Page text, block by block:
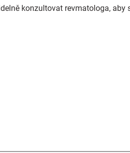
konzultovat revmatologa,